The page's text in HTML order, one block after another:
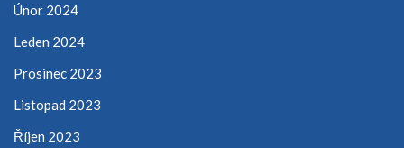
Únor 2024
Leden 2024
Prosinec 2023
Listopad 2023
Říjen 2023